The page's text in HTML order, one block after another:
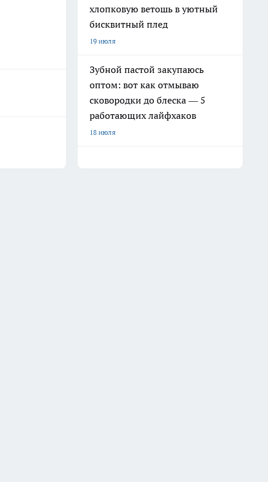
хлопковую ветошь в уютный
бисквитный плед
19 июля
Зубной пастой закупаюсь
оптом: вот как отмываю
сковородки до блеска — 5
работающих лайфхаков
18 июля